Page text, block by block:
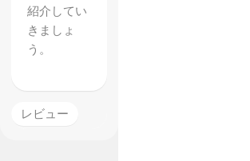
紹介してい
きましょ
う。
レビュー
【真・
女神転
生4
FINAL
】レビ